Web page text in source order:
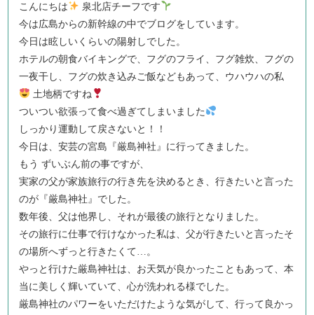
こんにちは
泉北店チーフです
今は広島からの新幹線の中でブログをしています。
今日は眩しいくらいの陽射しでした。
ホテルの朝食バイキングで、フグのフライ、フグ雑炊、フグの
一夜干し、フグの炊き込みご飯などもあって、ウハウハの私
土地柄ですね
ついつい欲張って食べ過ぎてしまいました
しっかり運動して戻さないと！！
今日は、安芸の宮島『厳島神社』に行ってきました。
もう ずいぶん前の事ですが、
実家の父が家族旅行の行き先を決めるとき、行きたいと言った
のが『厳島神社』でした。
数年後、父は他界し、それが最後の旅行となりました。
その旅行に仕事で行けなかった私は、父が行きたいと言ったそ
の場所へずっと行きたくて…。
やっと行けた厳島神社は、お天気が良かったこともあって、本
当に美しく輝いていて、心が洗われる様でした。
厳島神社のパワーをいただけたような気がして、行って良かっ